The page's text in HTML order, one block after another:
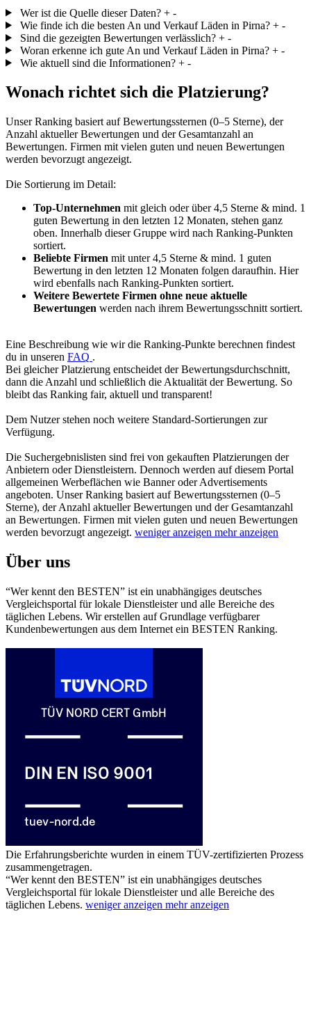
Wer ist die Quelle dieser Daten? + -
Wie finde ich die besten An und Verkauf Läden in Pirna? + -
Sind die gezeigten Bewertungen verlässlich? + -
Woran erkenne ich gute An und Verkauf Läden in Pirna? + -
Wie aktuell sind die Informationen? + -
Wonach richtet sich die Platzierung?
Unser Ranking basiert auf Bewertungssternen (0–5 Sterne), der
Anzahl aktueller Bewertungen und der Gesamtanzahl an
Bewertungen. Firmen mit vielen guten und neuen Bewertungen
werden bevorzugt angezeigt.
Die Sortierung im Detail:
Top-Unternehmen mit gleich oder über 4,5 Sterne & mind. 1
guten Bewertung in den letzten 12 Monaten, stehen ganz
oben. Innerhalb dieser Gruppe wird nach Ranking-Punkten
sortiert.
Beliebte Firmen mit unter 4,5 Sterne & mind. 1 guten
Bewertung in den letzten 12 Monaten folgen daraufhin. Hier
wird ebenfalls nach Ranking-Punkten sortiert.
Weitere Bewertete Firmen ohne neue aktuelle
Bewertungen werden nach ihrem Bewertungsschnitt sortiert.
Eine Beschreibung wie wir die Ranking-Punkte berechnen findest
du in unseren FAQ .
Bei gleicher Platzierung entscheidet der Bewertungsdurchschnitt,
dann die Anzahl und schließlich die Aktualität der Bewertung. So
bleibt das Ranking fair, aktuell und transparent!
Dem Nutzer stehen noch weitere Standard-Sortierungen zur
Verfügung.
Die Suchergebnislisten sind frei von gekauften Platzierungen der
Anbietern oder Dienstleistern. Dennoch werden auf diesem Portal
allgemeinen Werbeflächen wie Banner oder Advertisements
angeboten. Unser Ranking basiert auf Bewertungssternen (0–5
Sterne), der Anzahl aktueller Bewertungen und der Gesamtanzahl
an Bewertungen. Firmen mit vielen guten und neuen Bewertungen
werden bevorzugt angezeigt. weniger anzeigen mehr anzeigen
Über uns
“Wer kennt den BESTEN” ist ein unabhängiges deutsches
Vergleichsportal für lokale Dienstleister und alle Bereiche des
täglichen Lebens. Wir erstellen auf Grundlage verfügbarer
Kundenbewertungen aus dem Internet ein BESTEN Ranking.
Die Erfahrungsberichte wurden in einem TÜV-zertifizierten Prozess
zusammengetragen.
“Wer kennt den BESTEN” ist ein unabhängiges deutsches
Vergleichsportal für lokale Dienstleister und alle Bereiche des
täglichen Lebens. weniger anzeigen mehr anzeigen